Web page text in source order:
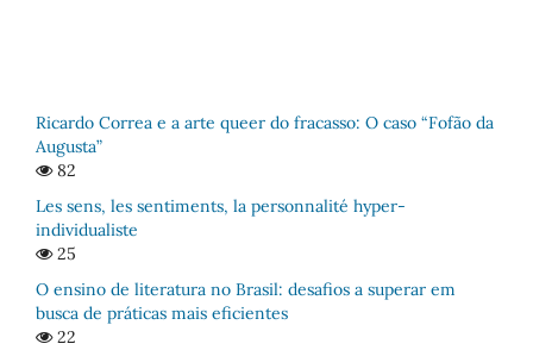
Ricardo Correa e a arte queer do fracasso: O caso “Fofão da
Augusta”
82
Les sens, les sentiments, la personnalité hyper-
individualiste
25
O ensino de literatura no Brasil: desafios a superar em
busca de práticas mais eficientes
22